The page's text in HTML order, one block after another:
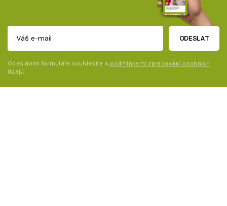
ODESLAT
Odesláním formuláře souhlasíte s podmínkami zpracování osobních
údajů